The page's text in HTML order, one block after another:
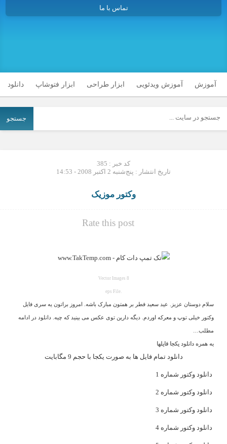
تماس با ما
آموزش آموزش ویدئویی ابزار طراحی ابزار فتوشاپ دانلود
جستجو
کد خبر : 385
تاریخ انتشار : پنج‌شنبه 2 اکتبر 2008 - 14:53
وکتور موزیک
Rate this post
8 Vector Images
.eps File
سلام دوستان عزیز. عید سعید فطر بر همتون مبارک باشه. امروز براتون یه سری فایل
وکتور خیلی توپ و معرکه اوردم. دیگه دارین توی عکس می بینید که چیه. دانلود در ادامه
مطلب…
به همره دانلود یکجا فایلها
دانلود تمام فایل ها به صورت یکجا با حجم 9 مگابایت
دانلود وکتور شماره 1
دانلود وکتور شماره 2
دانلود وکتور شماره 3
دانلود وکتور شماره 4